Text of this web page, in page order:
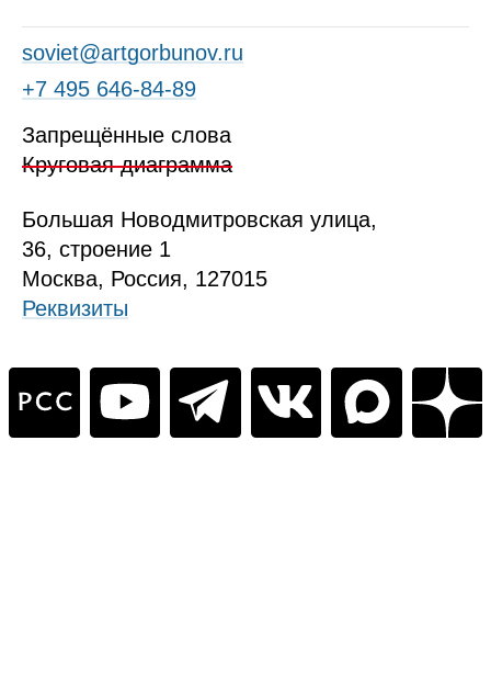
soviet@artgorbunov.ru
+7 495 646‑84‑89
Запрещённые слова
Круговая диаграмма
Большая Новодмитровская улица,
36, строение 1
Москва, Россия, 127015
Реквизиты